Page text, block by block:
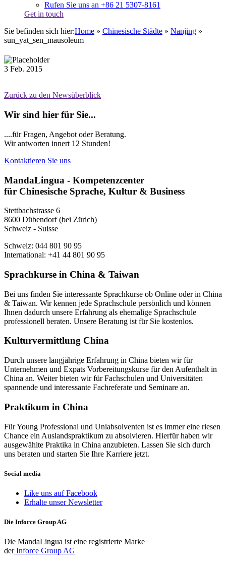
Rufen Sie uns an +86 21 5307-8161
Get in touch
Sie befinden sich hier:Home » Chinesische Städte » Nanjing »
sun_yat_sen_mausoleum
3 Feb. 2015
Zurück zu den Newsüberblick
Wir sind hier für Sie...
....für Fragen, Angebot oder Beratung.
Wir antworten innert 12 Stunden!
Kontaktieren Sie uns
MandaLingua - Kompetenzcenter
für Chinesische Sprache, Kultur & Business
Stettbachstrasse 6
8600 Dübendorf (bei Zürich)
Schweiz - Suisse
Schweiz: 044 801 90 95
International: +41 44 801 90 95
Sprachkurse in China & Taiwan
Bei uns finden Sie interessante Sprachkurse ob Online oder in China
& Taiwan. Wir kennen jede Sprachschule persönlich und können
Ihnen dadurch unsere Erfahrung als ehemalige Sprachschule
professionell beraten. Unsere Beratung ist für Sie kostenlos.
Kulturvermittlung China
Durch unsere langjährige Erfahrung in China bieten wir für
Unternehmen und Expats Vorbereitungskurse für den Aufenthalt in
China an. Weiter bieten wir für Fachschulen und Universitäten
spannende und interessante Fachreferate und Seminare an.
Praktikum in China
Für Young Professional und Uniabsolventen ist es immer eine riesen
Chance ein Auslandspraktikum zu absolvieren. Hierfür haben wir
ausgewählte Praktika in China anzubieten. Lassen Sie sich durch
uns beraten und starten Sie Ihre Karriere jetzt.
Social media
Like uns auf Facebook
Erhalte unser Newsletter
Die Inforce Group AG
Die MandaLingua ist eine registrierte Marke
derInforce Group AG